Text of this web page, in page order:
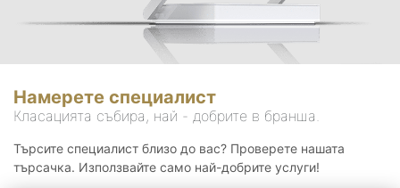
Намерете специалист
Класацията събира, най - добрите в бранша.
Търсите специалист близо до вас? Проверете нашата
търсачка. Използвайте само най-добрите услуги!